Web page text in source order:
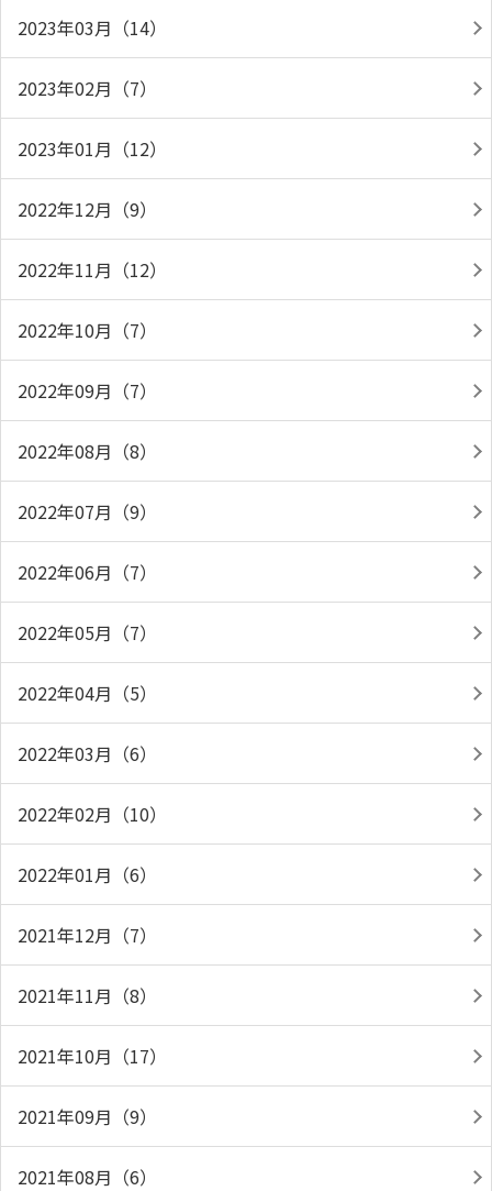
2023年03月（14）
2023年02月（7）
2023年01月（12）
2022年12月（9）
2022年11月（12）
2022年10月（7）
2022年09月（7）
2022年08月（8）
2022年07月（9）
2022年06月（7）
2022年05月（7）
2022年04月（5）
2022年03月（6）
2022年02月（10）
2022年01月（6）
2021年12月（7）
2021年11月（8）
2021年10月（17）
2021年09月（9）
2021年08月（6）